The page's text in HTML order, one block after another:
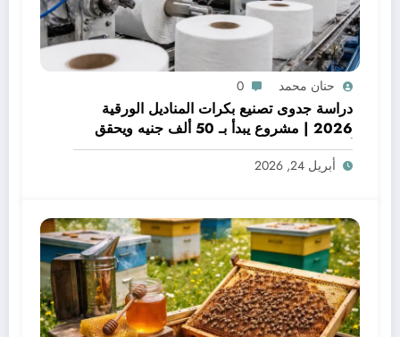
حنان محمد 0
دراسة جدوى تصنيع بكرات المناديل الورقية
2026 | مشروع يبدأ بـ 50 ألف جنيه ويحقق
أرباح شهرية
أبريل 24, 2026